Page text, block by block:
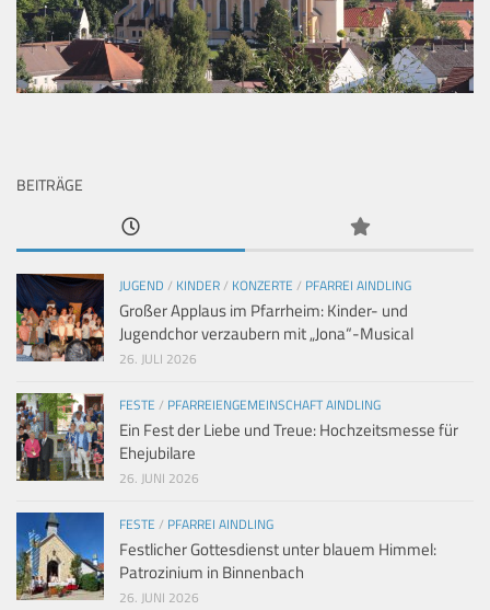
BEITRÄGE
JUGEND / KINDER/ KONZERTE / PFARREI AINDLING
Großer Applaus im Pfarrheim: Kinder- und
Jugendchor verzaubern mit „Jona“-Musical
26. JULI 2026
FESTE / PFARREIENGEMEINSCHAFT AINDLING
Ein Fest der Liebe und Treue: Hochzeitsmesse für
Ehejubilare
26. JUNI 2026
FESTE / PFARREI AINDLING
Festlicher Gottesdienst unter blauem Himmel:
Patrozinium in Binnenbach
26. JUNI 2026